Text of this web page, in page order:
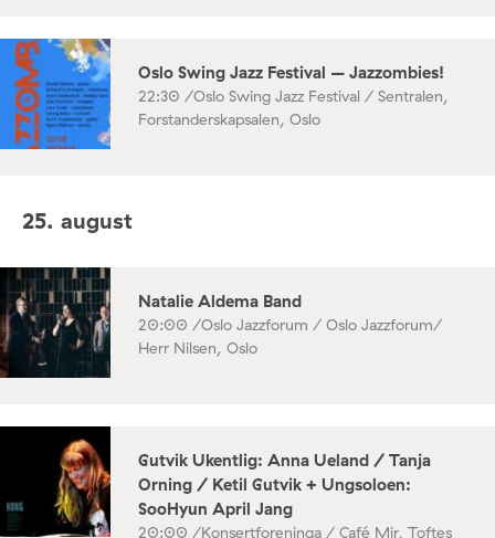
Oslo Swing Jazz Festival – Jazzombies!
22:30 /Oslo Swing Jazz Festival / Sentralen,
Forstanderskapsalen, Oslo
25. august
Natalie Aldema Band
20:00 /Oslo Jazzforum / Oslo Jazzforum/
Herr Nilsen, Oslo
Gutvik Ukentlig: Anna Ueland / Tanja
Orning / Ketil Gutvik + Ungsoloen:
SooHyun April Jang
20:00 /Konsertforeninga / Café Mir, Toftes